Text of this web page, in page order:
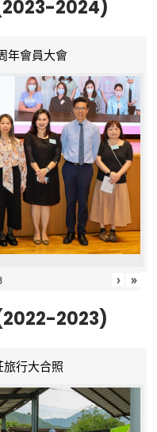
2024)
年會員大會
› »
2023)
旅行大合照